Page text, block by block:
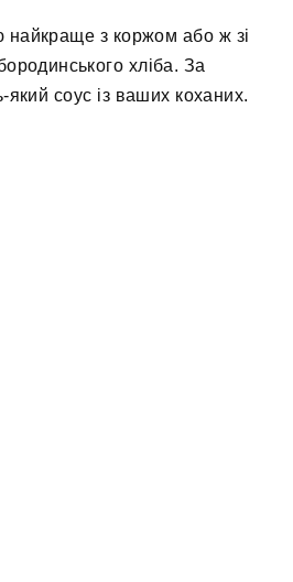
найкраще з коржом або ж зі
хліба. За
соус із ваших коханих.